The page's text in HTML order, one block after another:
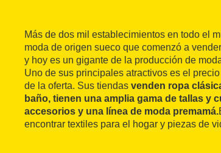
Más de dos mil establecimientos en todo el
moda de origen sueco que comenzó a
y hoy es un gigante de la producción de
Uno de sus principales atractivos es el
de la oferta. Sus tiendas venden ropa
baño, tienen una amplia gama de tallas y
accesorios y una línea de moda premamá.
encontrar textiles para el hogar y piezas de